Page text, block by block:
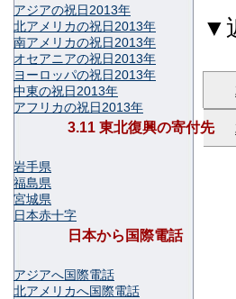
▼
アジアの祝日2013年
北アメリカの祝日2013年
南アメリカの祝日2013年
オセアニアの祝日2013年
ヨーロッパの祝日2013年
中東の祝日2013年
アフリカの祝日2013年
3.11 東北復興の寄付先
岩手県
福島県
宮城県
日本赤十字
日本から国際電話
アジアへ国際電話
北アメリカへ国際電話